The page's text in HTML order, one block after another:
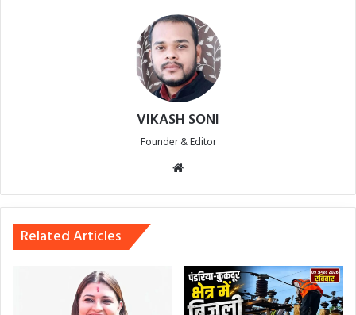
VIKASH SONI
Founder & Editor
Related Articles